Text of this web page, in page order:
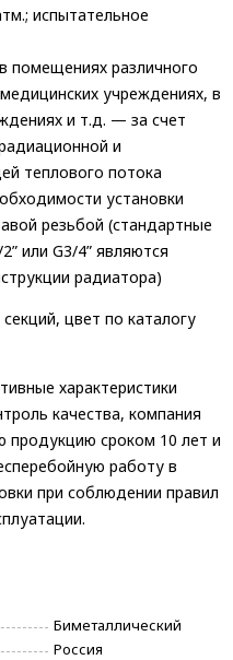
испытательное
помещениях различного
учреждениях, в
и т.д. — за счет
и
теплового потока
установки
резьбой (стандартные
или G3/4” являются
радиатора)
цвет по каталогу
характеристики
качества, компания
сроком 10 лет и
работу в
при соблюдении правил
Биметаллический
Россия